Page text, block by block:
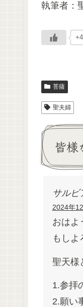
執筆者：
+4
菩薩
聖夫婦
皆様
サルビ
2024年
おはよ
もしよ
聖天様
1.参拝
2.願い